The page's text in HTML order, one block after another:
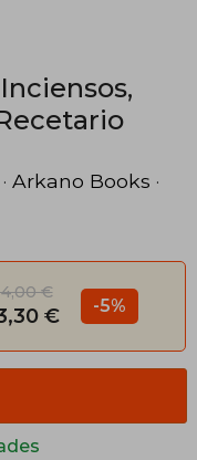
· Arkano Books ·
€
€ -5%